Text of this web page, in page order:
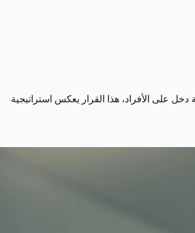
على الأفراد، هذا القرار يعكس استراتيجية